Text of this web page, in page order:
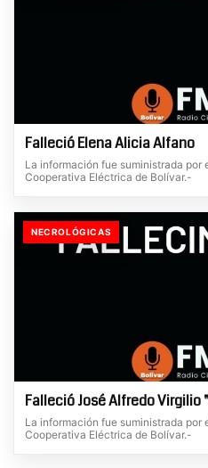
Falleció Elena Alicia Alfano
La información fue suministrada por
Cooperativa Eléctrica de Bolívar.-
NECROLÓGICAS
Falleció José Alfredo Virgilio
La información fue suministrada por
Cooperativa Eléctrica de Bolívar.-